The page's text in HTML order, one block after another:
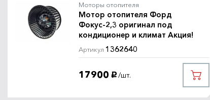
Моторы отопителя
Мотор отопителя Форд
Фокус-2,3 оригинал под
кондиционер и климат Акция!
Артикул 1362640
17900 руб. /шт.